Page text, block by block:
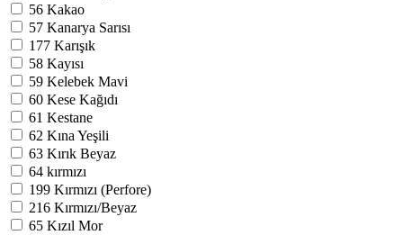
56 Kakao
57 Kanarya Sarısı
177 Karışık
58 Kayısı
59 Kelebek Mavi
60 Kese Kağıdı
61 Kestane
62 Kına Yeşili
63 Kırık Beyaz
64 kırmızı
199 Kırmızı (Perfore)
216 Kırmızı/Beyaz
65 Kızıl Mor